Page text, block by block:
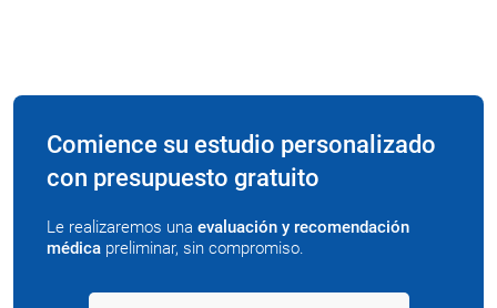
Comience su estudio personalizado
con presupuesto gratuito
Le realizaremos una evaluación y recomendación
médica preliminar, sin compromiso.